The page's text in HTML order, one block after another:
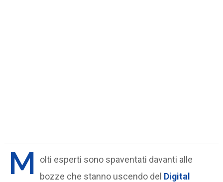
M
olti esperti sono spaventati davanti alle
bozze che stanno uscendo del Digital